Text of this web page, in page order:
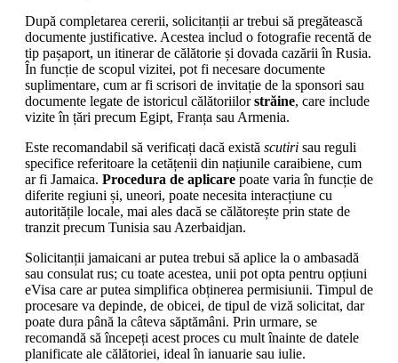
După completarea cererii, solicitanții ar trebui să pregătească
documente justificative. Acestea includ o fotografie recentă de
tip pașaport, un itinerar de călătorie și dovada cazării în Rusia.
În funcție de scopul vizitei, pot fi necesare documente
suplimentare, cum ar fi scrisori de invitație de la sponsori sau
documente legate de istoricul călătoriilorstrăine, care include
vizite în țări precum Egipt, Franța sau Armenia.
Este recomandabil să verificați dacă există scutiri sau reguli
specifice referitoare la cetățenii din națiunile caraibiene, cum
ar fi Jamaica. Procedura de aplicare poate varia în funcție de
diferite regiuni și, uneori, poate necesita interacțiune cu
autoritățile locale, mai ales dacă se călătorește prin state de
tranzit precum Tunisia sau Azerbaidjan.
Solicitanții jamaicani ar putea trebui să aplice la o ambasadă
sau consulat rus; cu toate acestea, unii pot opta pentru opțiuni
eVisa care ar putea simplifica obținerea permisiunii. Timpul de
procesare va depinde, de obicei, de tipul de viză solicitat, dar
poate dura până la câteva săptămâni. Prin urmare, se
recomandă să începeți acest proces cu mult înainte de datele
planificate ale călătoriei, ideal în ianuarie sau iulie.